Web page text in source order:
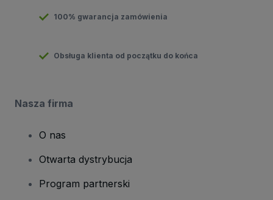
100% gwarancja zamówienia
Obsługa klienta od początku do końca
Nasza firma
O nas
Otwarta dystrybucja
Program partnerski